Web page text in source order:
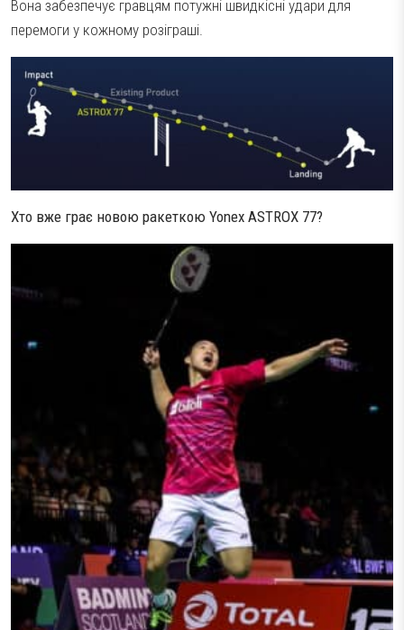
Вона забезпечує гравцям потужні швидкісні удари для
перемоги у кожному розіграші.
Хто вже грає новою ракеткою Yonex ASTROX 77?